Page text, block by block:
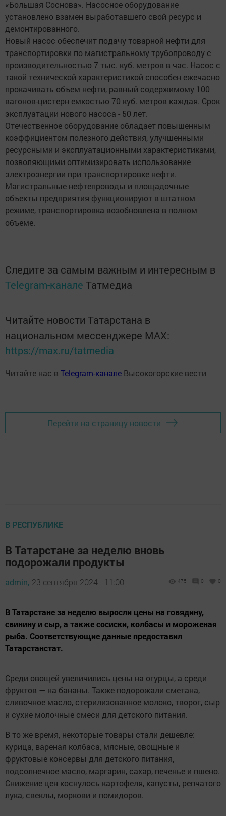
«Большая Соснова». Насосное оборудование
установлено взамен выработавшего свой ресурс и
демонтированного.
Новый насос обеспечит подачу товарной нефти для
транспортировки по магистральному трубопроводу с
производительностью 7 тыс. куб. метров в час. Насос с
такой технической характеристикой способен ежечасно
прокачивать объем нефти, равный содержимому 100
вагонов-цистерн емкостью 70 куб. метров каждая. Срок
эксплуатации нового насоса - 50 лет.
Отечественное оборудование обладает повышенным
коэффициентом полезного действия, улучшенными
ресурсными и эксплуатационными характеристиками,
позволяющими оптимизировать использование
электроэнергии при транспортировке нефти.
Магистральные нефтепроводы и площадочные
объекты предприятия функционируют в штатном
режиме, транспортировка возобновлена в полном
объеме.
Следите за самым важным и интересным в
Telegram-канале Татмедиа
Читайте новости Татарстана в
национальном мессенджере MАХ:
https://max.ru/tatmedia
Читайте нас в Telegram-канале Высокогорские вести
Перейти на страницу новости
В РЕСПУБЛИКЕ
В Татарстане за неделю вновь
подорожали продукты
admin, 23 сентября 2024 - 11:00 475 0 0
В Татарстане за неделю выросли цены на говядину,
свинину и сыр, а также сосиски, колбасы и мороженая
рыба. Соответствующие данные предоставил
Татарстанстат.
Среди овощей увеличились цены на огурцы, а среди
фруктов — на бананы. Также подорожали сметана,
сливочное масло, стерилизованное молоко, творог, сыр
и сухие молочные смеси для детского питания.
В то же время, некоторые товары стали дешевле:
курица, вареная колбаса, мясные, овощные и
фруктовые консервы для детского питания,
подсолнечное масло, маргарин, сахар, печенье и пшено.
Снижение цен коснулось картофеля, капусты, репчатого
лука, свеклы, моркови и помидоров.